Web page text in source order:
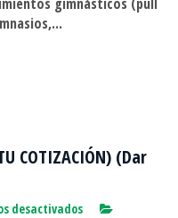
COTIZACIÓN)
COTIZACIÓN) (Dar
desactivadosen